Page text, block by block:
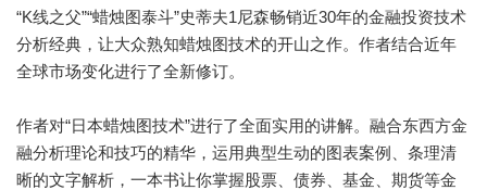
“K线之父”“蜡烛图泰斗”史蒂夫1尼森畅销近30年的金融投资技术
分析经典，让大众熟知蜡烛图技术的开山之作。作者结合近年
全球市场变化进行了全新修订。
作者对“日本蜡烛图技术”进行了全面实用的讲解。融合东西方金
融分析理论和技巧的精华，运用典型生动的图表案例、条理清
晰的文字解析，一本书让你掌握股票、债券、基金、期货等金